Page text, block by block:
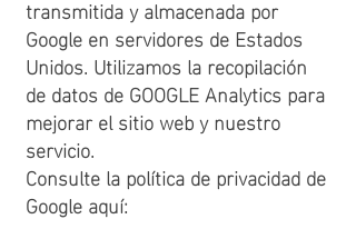
transmitida y almacenada por
Google en servidores de Estados
Unidos. Utilizamos la recopilación
de datos de GOOGLE Analytics para
mejorar el sitio web y nuestro
servicio.
Consulte la política de privacidad de
Google aquí: